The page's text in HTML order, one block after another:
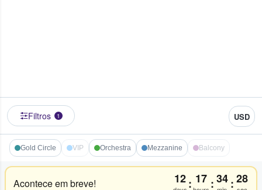
Filtros 1 USD
Gold Circle VIP Orchestra Mezzanine Balcony
Acontece em breve! 12 : 17 :34 :28